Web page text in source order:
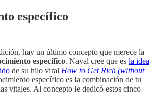
específico
hay un último concepto que merece la
específico. Naval cree que es la idea
de su hilo viral How to Get Rich (without
específico es la combinación de tu
vitales. Al concepto le dedicó estos cinco